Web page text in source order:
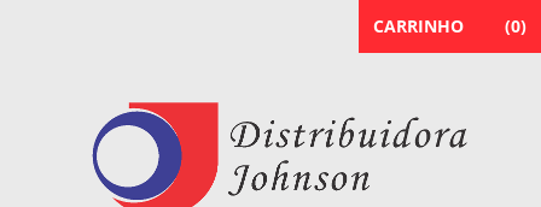
CARRINHO (0)